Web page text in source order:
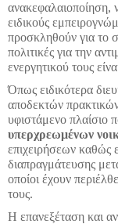
ανακεφαλαιοποίηση,
ειδικούς
προσκληθούν για το
πολιτικές για την
ενεργητικού τους
Όπως ειδικότερα
αποδεκτών
υφιστάμενο πλαίσιο
υπερχρεωμένων
επιχειρήσεων καθώς
διαπραγμάτευσης
οποίοι έχουν
τους.
Η επανεξέταση και